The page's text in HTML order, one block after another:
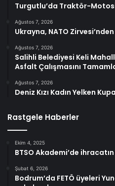
Turgutlu’da Traktör-
Ağustos 7, 2026
Ukrayna, NATO
Ağustos 7, 2026
Salihli Belediyesi Keli
Asfalt Çalışmasını
Ağustos 7, 2026
Deniz Kızı Kadın Yelken
Rastgele Haberler
Ekim 4, 2025
BTSO Akademi’de
Şubat 6, 2026
Bodrum’da FETÖ üyeleri